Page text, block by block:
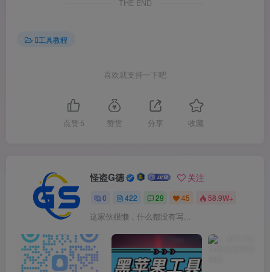
THE END
工具教程
喜欢就支持一下吧
点赞 5 赞赏 分享 收藏
怪盗G德 关注
0 422 29 45 58.9W+
这家伙很懒，什么都没有写...